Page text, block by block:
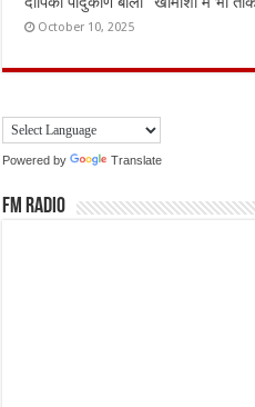
October 10, 2025
Powered by Translate
FM Radio